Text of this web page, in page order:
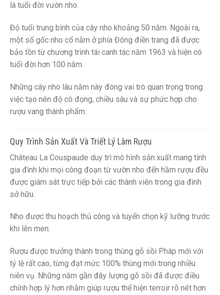
là tuổi đời vườn nho.
Độ tuổi trung bình của cây nho khoảng 50 năm. Ngoài ra,
một số gốc nho cổ nằm ở phía Đông điền trang đã được
bảo tồn từ chương trình tái canh tác năm 1963 và hiện có
tuổi đời hơn 100 năm.
Những cây nho lâu năm này đóng vai trò quan trọng trong
việc tạo nên độ cô đọng, chiều sâu và sự phức hợp cho
rượu vang thành phẩm.
Quy Trình Sản Xuất Và Triết Lý Làm Rượu
Château La Couspaude duy trì mô hình sản xuất mang tính
gia đình khi mọi công đoạn từ vườn nho đến hầm rượu đều
được giám sát trực tiếp bởi các thành viên trong gia đình
sở hữu.
Nho được thu hoạch thủ công và tuyển chọn kỹ lưỡng trước
khi lên men.
Rượu được trưởng thành trong thùng gỗ sồi Pháp mới với
tỷ lệ rất cao, từng đạt mức 100% thùng mới trong nhiều
niên vụ. Những năm gần đây lượng gỗ sồi đã được điều
chỉnh hợp lý hơn nhằm giúp rượu thể hiện terroir rõ nét hơn